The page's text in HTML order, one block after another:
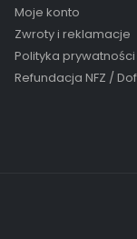
Moje konto
Zwroty i reklamacje
Polityka prywatności
Refundacja NFZ /